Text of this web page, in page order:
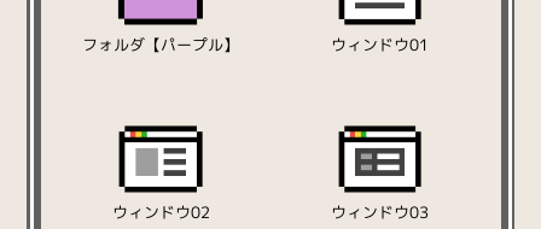
フォルダ【パープル】 ウィンドウ01
ウィンドウ02 ウィンドウ03